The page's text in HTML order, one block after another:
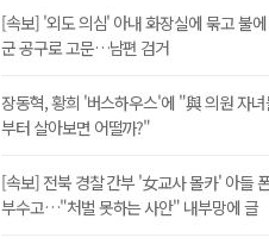
[속보] '외도 의심' 아내 화장실에 묶고 불
군 공구로 고문…남편 검거
장동혁, 황희 '버스하우스'에 "與 의원 자
부터 살아보면 어떨까?"
[속보] 전북 경찰 간부 '女교사 몰카' 아들
부수고…"처벌 못하는 사안" 내부망에 글